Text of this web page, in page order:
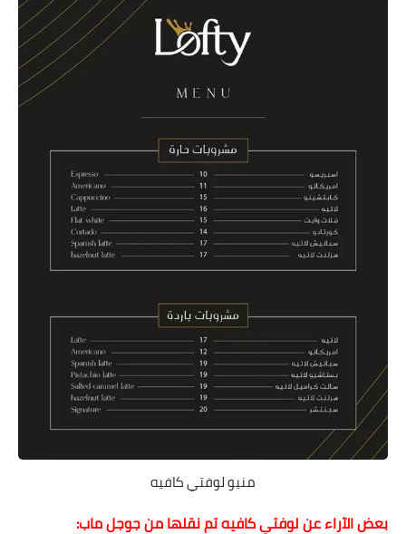
منيو لوفتي كافيه
بعض الآراء عن لوفتي كافيه تم نقلها من جوجل ماب: